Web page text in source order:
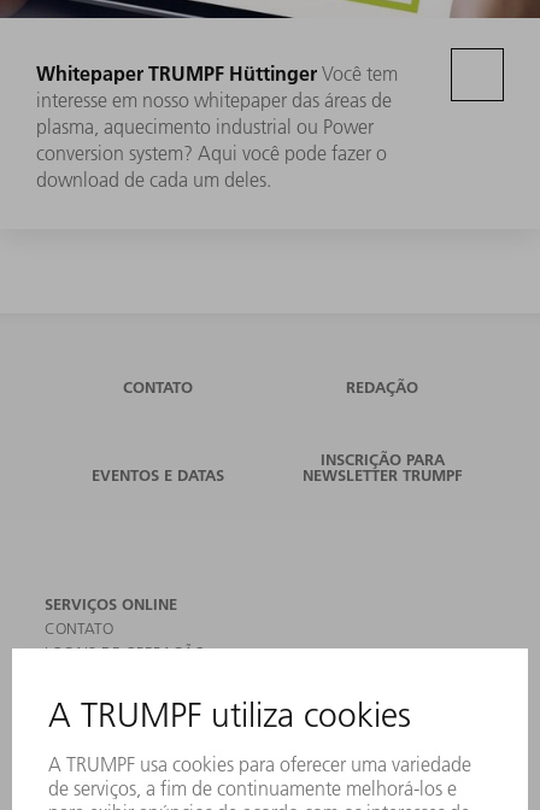
Whitepaper TRUMPF Hüttinger Você tem
interesse em nosso whitepaper das áreas de
plasma, aquecimento industrial ou Power
conversion system? Aqui você pode fazer o
download de cada um deles.
CONTATO REDAÇÃO
EVENTOS E DATAS
INSCRIÇÃO PARA
NEWSLETTER TRUMPF
SERVIÇOS ONLINE
CONTATO
LOCAIS DE OPERAÇÃO
ASSINATURA DA NEWSLETTER
FICHAS DE DADOS DE SEGURANÇA
MÁQUINAS & SISTEMAS
LASER